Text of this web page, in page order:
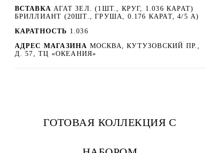
ВСТАВКА АГАТ ЗЕЛ. (1ШТ., КРУГ, 1.036 КАРАТ)
БРИЛЛИАНТ (20ШТ., ГРУША, 0.176 КАРАТ, 4/5 А)
КАРАТНОСТЬ 1.036
АДРЕС МАГАЗИНА МОСКВА, КУТУЗОВСКИЙ ПР.,
Д. 57, ТЦ «ОКЕАНИЯ»
ГОТОВАЯ КОЛЛЕКЦИЯ С